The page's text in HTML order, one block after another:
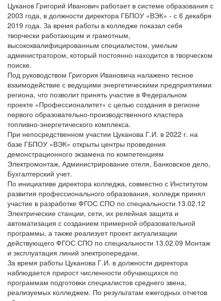
Цуканов Григорий Иванович работает в системе образования с
2003 года, в должности директора ГБПОУ «ВЭК» - с 6 декабря
2019 года. За время работы в колледже показал себя
творчески работающим и грамотным,
высококвалифицированным специалистом, умелым
администратором, который постоянно находится в творческом
поиске.
Под руководством Григория Ивановича налажено тесное
взаимодействие с ведущими энергетическими предприятиями
региона, что позволит принять участие в Федеральном
проекте «Профессионалитет» с целью создания в регионе
первого образовательно-производственного кластера
топливно-энергетического комплекса.
При непосредственном участии Цуканова Г.И. в 2022 г. на
базе ГБПОУ «ВЭК» открыты центры проведения
демонстрационного экзамена по компетенциям
Электромонтаж, Администрирование отеля, Банковское дело,
Бухгалтерский учет.
По инициативе директора колледжа, совместно с Институтом
развития профессионального образования, колледж принял
участие в разработке ФГОС СПО по специальности 13.02.12
Электрические станции, сети, их релейная защита и
автоматизация с созданием примерной образовательной
программы, а также реализует проект актуализации
действующего ФГОС СПО по специальности 13.02.09 Монтаж
и эксплуатация линий электропередачи.
За время работы Цуканова Г.И. в должности директора
наблюдается прирост численности обучающихся по
программам подготовки специалистов среднего звена,
реализуемых колледжем. По результатам ежегодных отчетов